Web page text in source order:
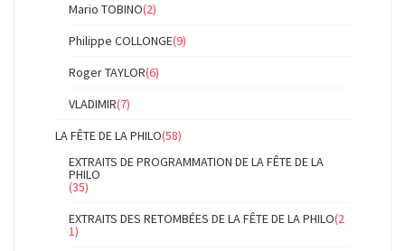
Mario TOBINO(2)
Philippe COLLONGE(9)
Roger TAYLOR(6)
VLADIMIR(7)
LA FÊTE DE LA PHILO(58)
EXTRAITS DE PROGRAMMATION DE LA FÊTE DE LA
PHILO
(35)
EXTRAITS DES RETOMBÉES DE LA FÊTE DE LA PHILO(2
1)